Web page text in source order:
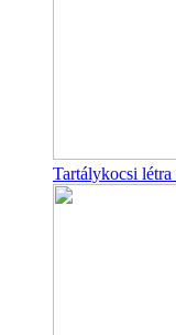
Tartálykocsi létra